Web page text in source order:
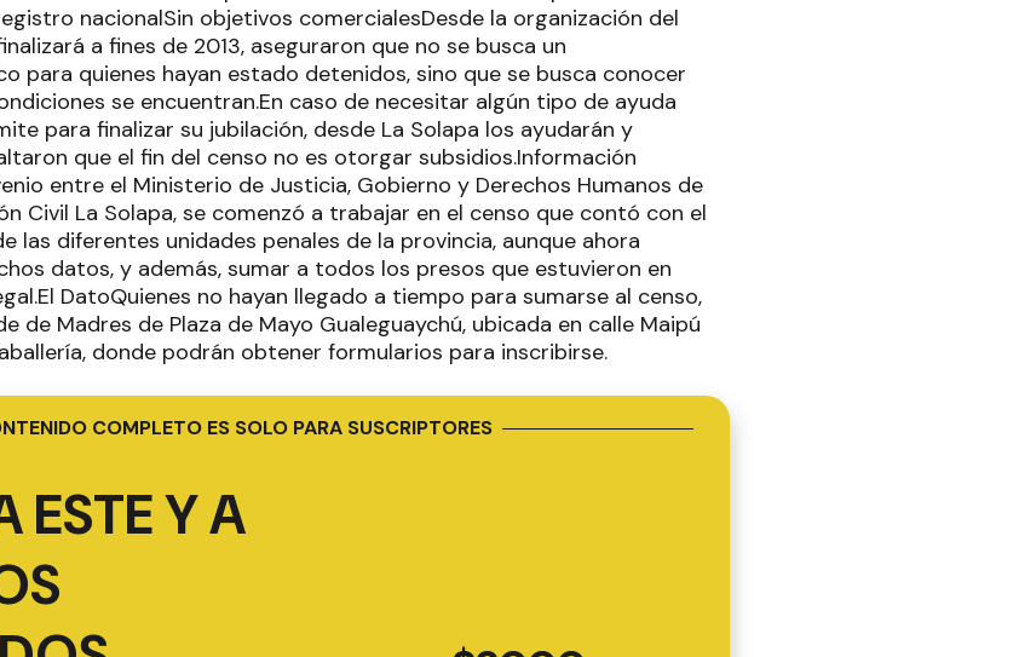
nacionalSin objetivos comercialesDesde la organización del
a fines de 2013, aseguraron que no se busca un
para quienes hayan estado detenidos, sino que se busca conocer
se encuentran.En caso de necesitar algún tipo de ayuda
para finalizar su jubilación, desde La Solapa los ayudarán y
que el fin del censo no es otorgar subsidios.Información
entre el Ministerio de Justicia, Gobierno y Derechos Humanos de
Civil La Solapa, se comenzó a trabajar en el censo que contó con el
las diferentes unidades penales de la provincia, aunque ahora
datos, y además, sumar a todos los presos que estuvieron en
DatoQuienes no hayan llegado a tiempo para sumarse al censo,
de Madres de Plaza de Mayo Gualeguaychú, ubicada en calle Maipú
donde podrán obtener formularios para inscribirse.
COMPLETO ES SOLO PARA SUSCRIPTORES
ESTE Y A